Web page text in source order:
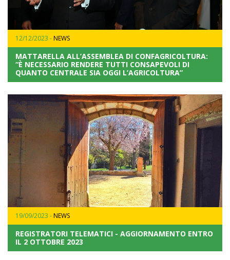
12/12/2023 -NEWS
MATTARELLA ALL’ASSEMBLEA DI CONFAGRICOLTURA:
“È NECESSARIO RENDERE TUTTI CONSAPEVOLI DI
QUANTO CENTRALE SIA OGGI L’AGRICOLTURA”
19/09/2023 -NEWS
REGISTRATORI TELEMATICI - AGGIORNAMENTO ENTRO
IL 2 OTTOBRE 2023